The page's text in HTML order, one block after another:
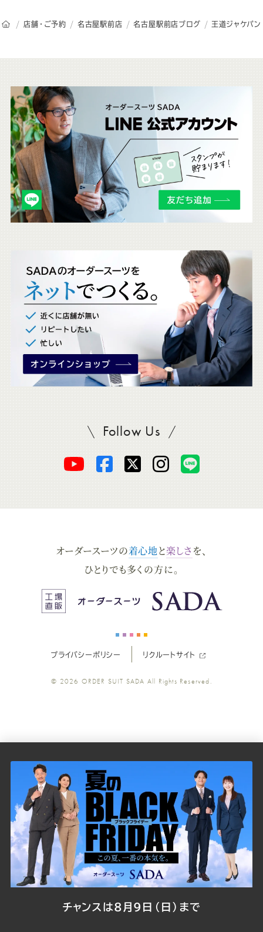
オーダースーツSADAのトップページ
店舗・ご予約 名古屋駅前店 名古屋駅前店ブログ 王道ジャケパン
こ
ち
ら
も
チ
ェ
Follow UsSADAをフォロー
オ
ー
ス
ツ
公
式
Youtube
オ
ー
ス
ー
公
式
Facebook
オ
ー
ス
ー
ツ
公
式
Twitter
オ
ー
ス
ツ
公
式
ス
ツ
公
式
LINE
オーダースーツの着心地と楽しさ を、
ひとりでも多くの方に。
プライバシーポリシー リクルートサイト
© 2026 ORDER SUIT SADA All Rights Reserved.
チャンスは8月9日（日）まで